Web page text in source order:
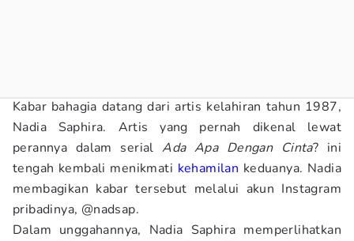
Kabar bahagia datang dari artis kelahiran tahun 1987,
Nadia Saphira. Artis yang pernah dikenal lewat
perannya dalam serialAda Apa Dengan Cinta? ini
tengah kembali menikmati kehamilan keduanya. Nadia
membagikan kabar tersebut melalui akun Instagram
pribadinya, @nadsap.
Dalam unggahannya, Nadia Saphira memperlihatkan